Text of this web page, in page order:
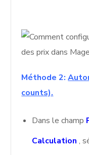
Méthode 2:
counts).
Dans le champ
Calculation ,